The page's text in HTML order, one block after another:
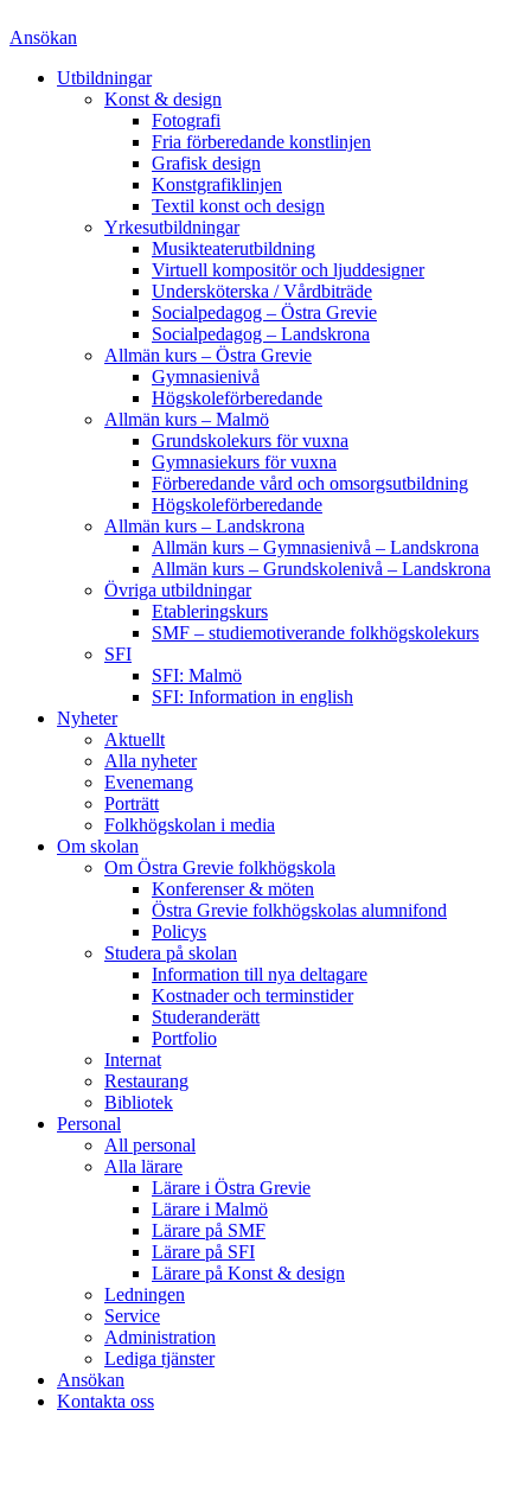
Ansökan
Utbildningar
Konst & design
Fotografi
Fria förberedande konstlinjen
Grafisk design
Konstgrafiklinjen
Textil konst och design
Yrkesutbildningar
Musikteaterutbildning
Virtuell kompositör och ljuddesigner
Undersköterska / Vårdbiträde
Socialpedagog – Östra Grevie
Socialpedagog – Landskrona
Allmän kurs – Östra Grevie
Gymnasienivå
Högskoleförberedande
Allmän kurs – Malmö
Grundskolekurs för vuxna
Gymnasiekurs för vuxna
Förberedande vård och omsorgsutbildning
Högskoleförberedande
Allmän kurs – Landskrona
Allmän kurs – Gymnasienivå – Landskrona
Allmän kurs – Grundskolenivå – Landskrona
Övriga utbildningar
Etableringskurs
SMF – studiemotiverande folkhögskolekurs
SFI
SFI: Malmö
SFI: Information in english
Nyheter
Aktuellt
Alla nyheter
Evenemang
Porträtt
Folkhögskolan i media
Om skolan
Om Östra Grevie folkhögskola
Konferenser & möten
Östra Grevie folkhögskolas alumnifond
Policys
Studera på skolan
Information till nya deltagare
Kostnader och terminstider
Studeranderätt
Portfolio
Internat
Restaurang
Bibliotek
Personal
All personal
Alla lärare
Lärare i Östra Grevie
Lärare i Malmö
Lärare på SMF
Lärare på SFI
Lärare på Konst & design
Ledningen
Service
Administration
Lediga tjänster
Ansökan
Kontakta oss